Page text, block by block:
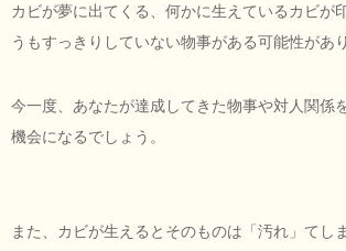
カビが夢に出てくる、何かに生えているカビが
うもすっきりしていない物事がある可能性があ
今一度、あなたが達成してきた物事や対人関係
機会になるでしょう。
また、カビが生えるとそのものは「汚れ」てし